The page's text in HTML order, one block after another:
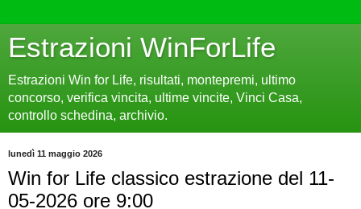
Estrazioni WinForLife
Estrazioni Win for Life, risultati, montepremi, ultimo
concorso, verifica vincita, ultime vincite, Vinci Casa,
controllo schedina, archivio.
lunedì 11 maggio 2026
Win for Life classico estrazione del 11-
05-2026 ore 9:00